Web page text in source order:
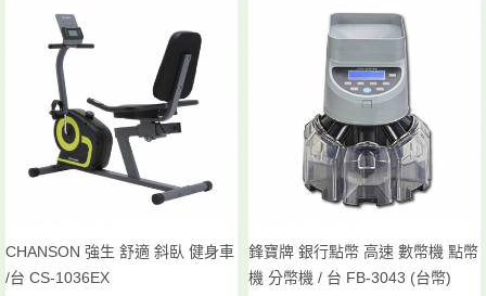
CHANSON 強生 舒適 斜臥 健身車
/台 CS-1036EX
鋒寶牌 銀行點幣 高速 數幣機 點幣
機 分幣機 / 台 FB-3043 (台幣)